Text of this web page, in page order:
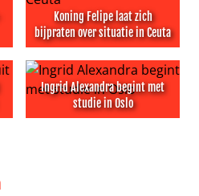
achter Andrew
Koning Felipe laat zich
bijpraten over situatie in Ceuta
Koning Felipe laat zich
Ingrid Alexandra begint met
studie in Oslo